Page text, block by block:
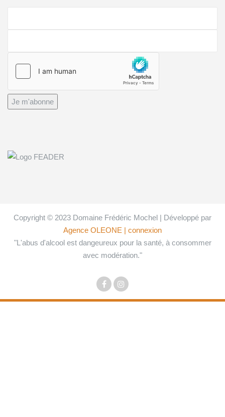
Je m'abonne
Copyright © 2023 Domaine Frédéric Mochel | Développé par
Agence OLEONE | connexion
"L'abus d'alcool est dangeureux pour la santé, à consommer
avec modération."